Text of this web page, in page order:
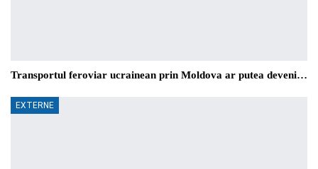
Transportul feroviar ucrainean prin Moldova ar putea deveni…
EXTERNE